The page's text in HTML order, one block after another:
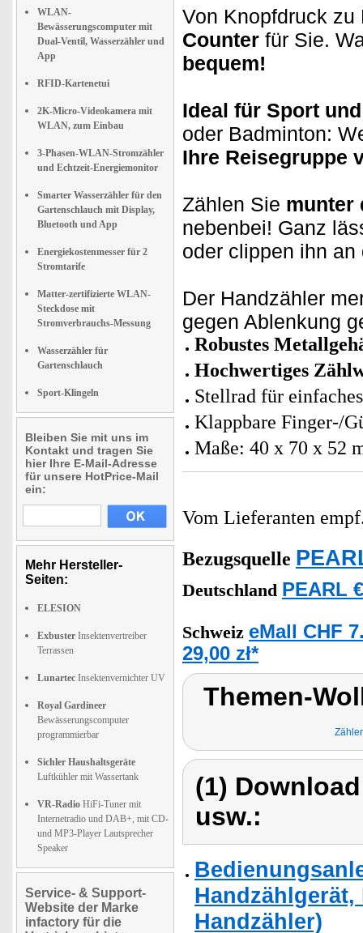
WLAN-
Bewässerungscomputer mit
Dual-Ventil, Wasserzähler und
App
RFID-Kartenetui
2K-Micro-Videokamera mit
WLAN, zum Einbau
3-Phasen-WLAN-Stromzähler
und Echtzeit-Energiemonitor
Smarter Wasserzähler für den
Gartenschlauch mit Display,
Bluetooth und App
Energiekostenmesser für 2
Stromtarife
Matter-zertifizierte WLAN-
Steckdose mit
Stromverbrauchs-Messung
Wasserzähler für
Gartenschlauch
Sport-Klingeln
Bleiben Sie mit uns im
Kontakt und tragen Sie
hier Ihre E-Mail-Adresse
für unsere HotPrice-Mail
ein:
Mehr Hersteller-
Seiten:
ELESION
Exbuster Insektenvertreiber
Terrassen
Lunartec Insektenvernichter UV
Royal Gardineer
Bewässerungscomputer
programmierbar
Sichler Haushaltsgeräte
Luftkühler mit Wassertank
VR-Radio HiFi-Tuner mit
Internetradio und DAB+, mit CD-
und MP3-Player Lautsprecher
Speaker
Service- & Support-
Website der Marke
infactory für die
Von Knopfdruck
Counter für Sie.
bequem!
Ideal für Sport
oder Badminton:
Ihre Reisegruppe
Zählen Sie munter
nebenbei! Ganz
oder clippen ihn an
Der Handzähler
gegen Ablenkung
Robustes
Hochwertiges
Stellrad für
Klappbare Finger-/
Maße: 40 x 70 x 52
Vom Lieferanten
Bezugsquelle
Deutschland PEARL
Schweiz eMall CHF
29,00 zł*
Themen-
Zähler
(1)
usw.:
Handzähler)